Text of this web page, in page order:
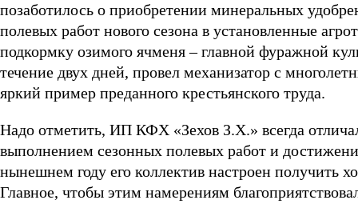
позаботилось о приобретении минеральных
полевых работ нового сезона в установленные
подкормку озимого ячменя – главной фуражной
течение двух дней, провел механизатор с
яркий пример преданного крестьянского труда.
Надо отметить, ИП КФХ «Зехов З.Х.» всегда
выполнением сезонных полевых работ и
нынешнем году его коллектив настроен получить
Главное, чтобы этим намерениям